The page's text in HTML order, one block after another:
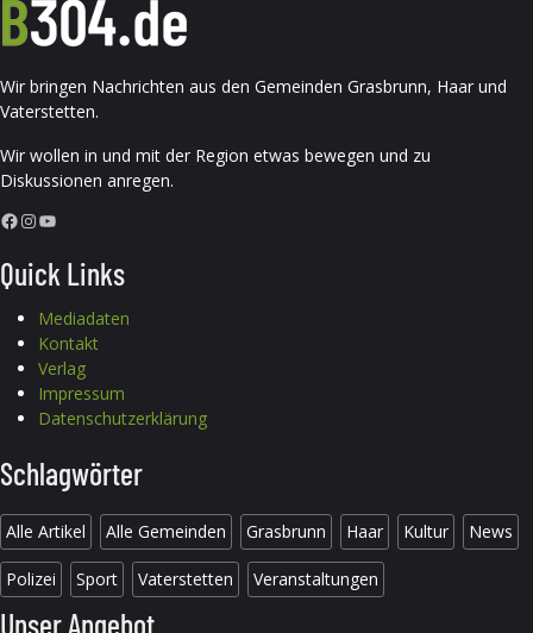
Wir bringen Nachrichten aus den Gemeinden Grasbrunn, Haar und
Vaterstetten.
Wir wollen in und mit der Region etwas bewegen und zu
Diskussionen anregen.
Facebook InstagramYouTube
Quick Links
Mediadaten
Kontakt
Verlag
Impressum
Datenschutzerklärung
Schlagwörter
Alle Artikel Alle Gemeinden Grasbrunn Haar Kultur News
Polizei Sport Vaterstetten Veranstaltungen
Unser Angebot